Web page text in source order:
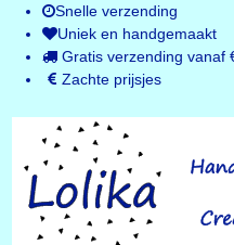
Snelle verzending
Uniek en handgemaakt
Gratis verzending vanaf
Zachte prijsjes